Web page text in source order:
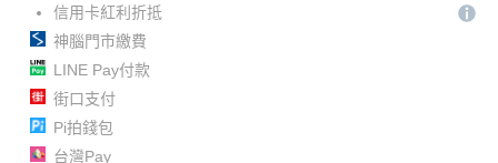
信用卡紅利折抵
神腦門市繳費
LINE Pay付款
街口支付
Pi拍錢包
台灣Pay